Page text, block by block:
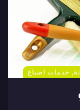
,خدمات اصباغ